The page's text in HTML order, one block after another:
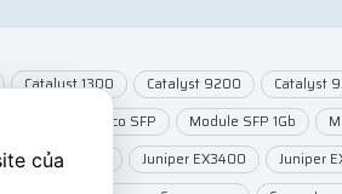
Catalyst 1300 Catalyst 9200 Catalyst
Module Cisco SFP Module SFP 1Gb
Juniper EX2300 Juniper EX3400 Juniper
của